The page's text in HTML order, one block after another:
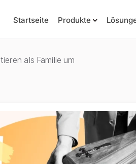
Startseite Produkte
als Familie um